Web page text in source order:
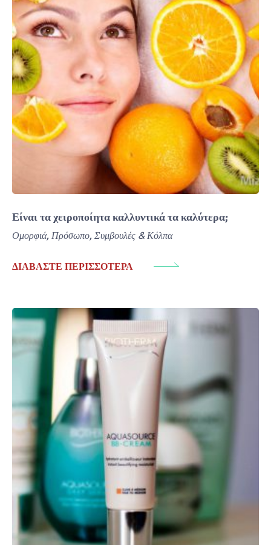
Είναι τα χειροποίητα καλλυντικά τα καλύτερα;
Ομορφιά, Πρόσωπο, Συμβουλές & Κόλπα
ΔΙΑΒΆΣΤΕ ΠΕΡΙΣΣΌΤΕΡΑ